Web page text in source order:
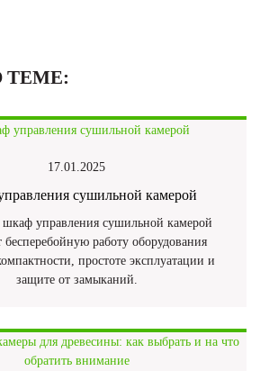
ТЕМЕ:
17.01.2025
сушильной камерой
управления сушильной камерой
бесперебойную работу оборудования
простоте эксплуатации и
защите от замыканий.